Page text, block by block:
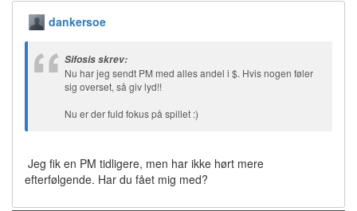
dankersoe
Sifosis skrev:
Nu har jeg sendt PM med alles andel i $. Hvis nogen føler
sig overset, så giv lyd!!
Nu er der fuld fokus på spillet :)
Jeg fik en PM tidligere, men har ikke hørt mere
efterfølgende. Har du fået mig med?